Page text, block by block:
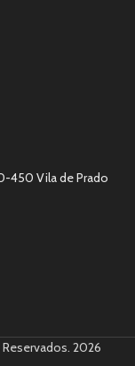
450 Vila de Prado
2026